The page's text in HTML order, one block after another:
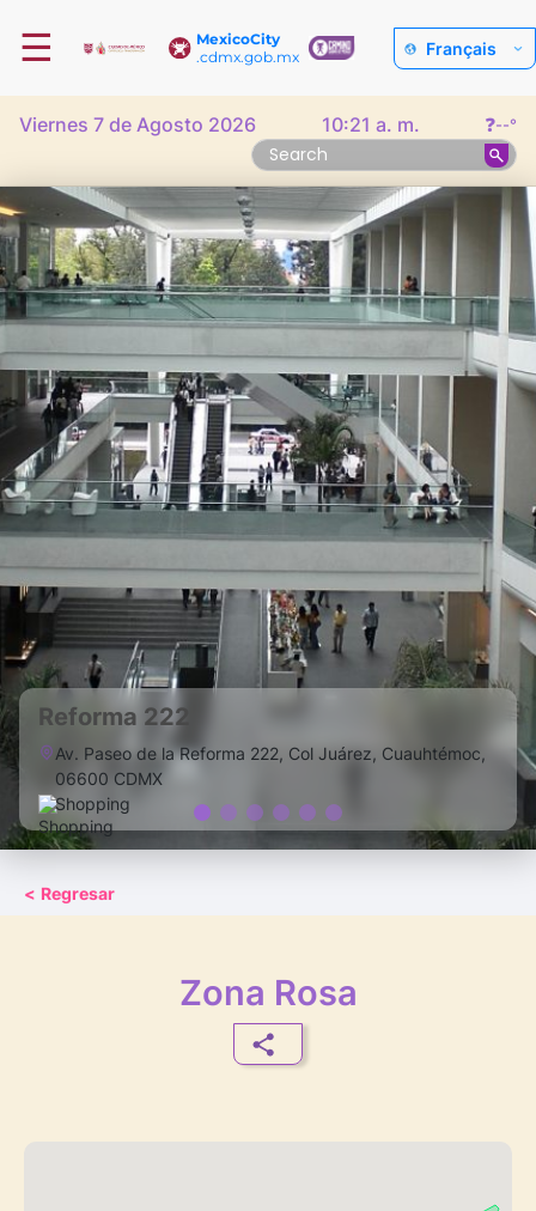
MexicoCity
.cdmx.gob.mx
☰ Français
Viernes 7 de Agosto 2026 10:21 a. m. ❓--°
Reforma 222
Av. Paseo de la Reforma 222, Col Juárez, Cuauhtémoc,
06600 CDMX
Shopping
< Regresar
Zona Rosa